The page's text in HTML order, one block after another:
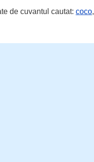
de cuvantul cautat: coco,